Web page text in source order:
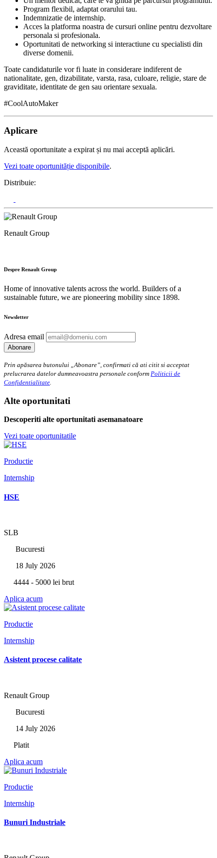
Program flexibil, adaptat orarului tau.
Indemnizatie de internship.
Acces la platforma noastra de cursuri online pentru dezvoltare
personala si profesionala.
Oportunitati de networking si interactiune cu specialisti din
diverse domenii.
Toate candidaturile vor fi luate in considerare indiferent de
nationalitate, gen, dizabilitate, varsta, rasa, culoare, religie, stare de
graviditate, identitate de gen sau orientare sexuala.
#CoolAutoMaker
Aplicare
Această oportunitate a expirat și nu mai acceptă aplicări.
Vezi toate oportunităție disponibile.
Distribuie:
Renault Group
Despre Renault Group
Home of innovative talents across the world. Builders of a
sustainable future, we are pioneering mobility since 1898.
Newsletter
Adresa email
Prin apăsarea butonului „Abonare”, confirmati că ati citit si acceptat
prelucrarea datelor dumneavoastra personale conform Politicii de
Confidentialitate.
Alte oportunitati
Descoperiti alte oportunitati asemanatoare
Vezi toate oportunitatile
Productie
Internship
HSE
SLB
Bucuresti
18 July 2026
4444 - 5000 lei brut
Aplica acum
Productie
Internship
Asistent procese calitate
Renault Group
Bucuresti
14 July 2026
Platit
Aplica acum
Productie
Internship
Bunuri Industriale